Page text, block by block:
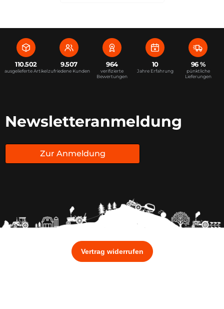
110.502
ausgelieferte Artikel
9.507
zufriedene Kunden
964
verifizierte
Bewertungen
10
Jahre Erfahrung
96 %
pünktliche
Lieferungen
Newsletteranmeldung
Zur Anmeldung